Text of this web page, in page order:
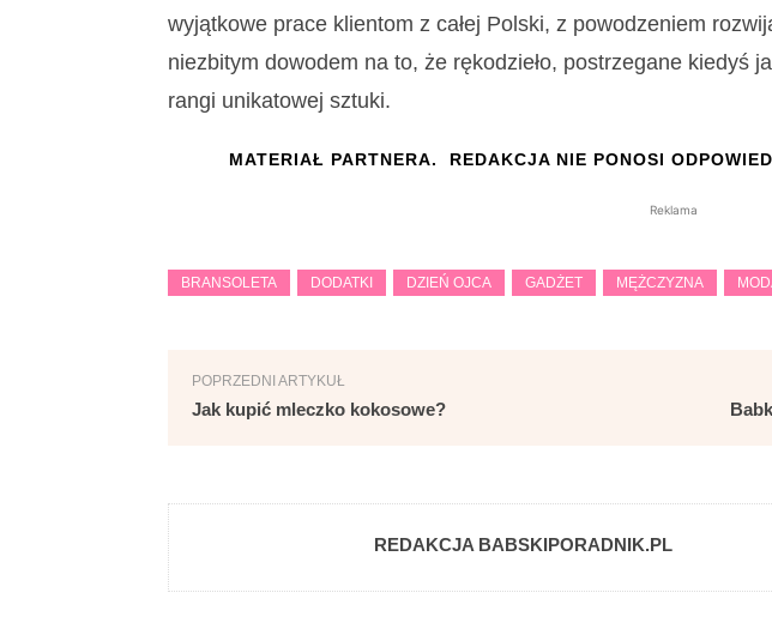
wyjątkowe prace klientom z całej Polski, z powodzeniem
niezbitym dowodem na to, że rękodzieło, postrzegane kiedyś
rangi unikatowej sztuki.
MATERIAŁ PARTNERA. REDAKCJA NIE PONOSI
Reklama
BRANSOLETA DODATKI DZIEŃ OJCA GADŻET MĘŻCZYZNA
POPRZEDNI ARTYKUŁ
Jak kupić mleczko kokosowe?
REDAKCJA BABSKIPORADNIK.PL